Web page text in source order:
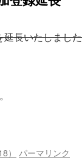
延長いたしまし
。
）
パーマリンク